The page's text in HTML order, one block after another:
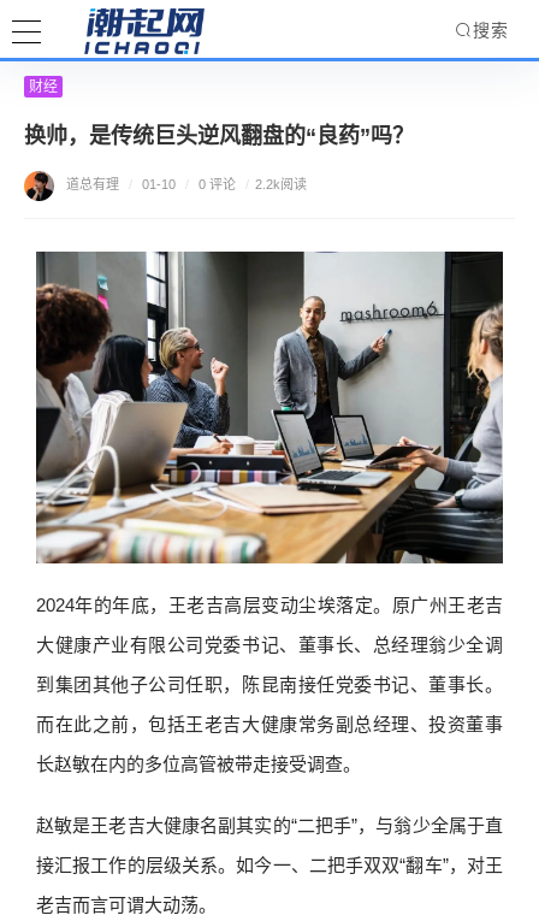
搜索
财经
换帅，是传统巨头逆风翻盘的“良药”吗？
道总有理 / 01-10 / 0 评论 / 2.2k阅读
2024年的年底，王老吉高层变动尘埃落定。原广州王老吉
大健康产业有限公司党委书记、董事长、总经理翁少全调
到集团其他子公司任职，陈昆南接任党委书记、董事长。
而在此之前，包括王老吉大健康常务副总经理、投资董事
长赵敏在内的多位高管被带走接受调查。
赵敏是王老吉大健康名副其实的“二把手”，与翁少全属于直
接汇报工作的层级关系。如今一、二把手双双“翻车”，对王
老吉而言可谓大动荡。